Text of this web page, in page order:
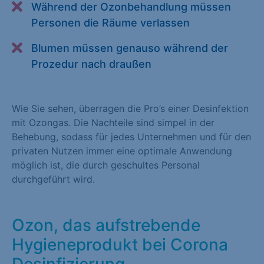
Während der Ozonbehandlung müssen
Personen die Räume verlassen
Blumen müssen genauso während der
Prozedur nach draußen
Wie Sie sehen, überragen die Pro’s einer Desinfektion
mit Ozongas. Die Nachteile sind simpel in der
Behebung, sodass für jedes Unternehmen und für den
privaten Nutzen immer eine optimale Anwendung
möglich ist, die durch geschultes Personal
durchgeführt wird.
Ozon, das aufstrebende
Hygieneprodukt bei Corona
Alle akzeptieren Speichern
Essenziell (1)
sind für die einwandfreie Funktion der Website erforderlich.
Cookie-Informationen anzeigen
Statistiken (1)
Statistik Cookies erfassen Informationen anonym. Diese
Informationen helfen uns zu verstehen, wie unsere Besucher
anonym. Diese Informationen helfen uns zu verstehen, wie
unsere Besucher unsere Website nutzen.
Cookie-Informationen anzeigen